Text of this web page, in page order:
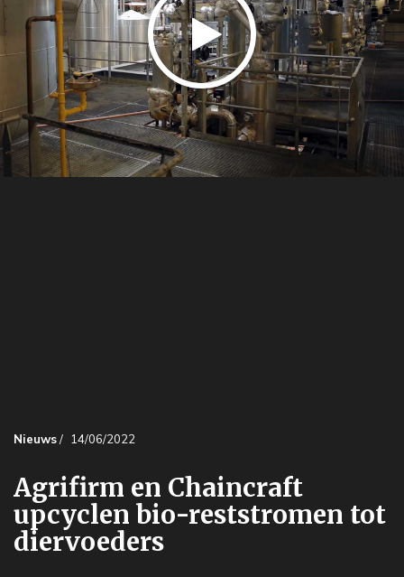
Nieuws/ 14/06/2022
Agrifirm en Chaincraft
upcyclen bio-reststromen tot
diervoeders